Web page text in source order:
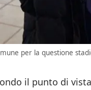
per la questione
il punto di